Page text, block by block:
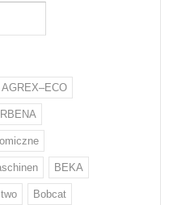
AGREX–ECO
BEKA
Bobcat